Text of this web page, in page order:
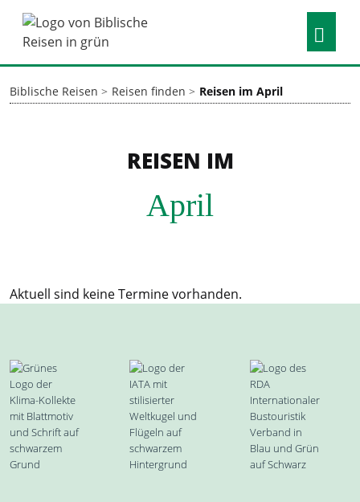
Biblische Reisen Reisen finden Reisen im April
REISEN IM
April
Aktuell sind keine Termine vorhanden.